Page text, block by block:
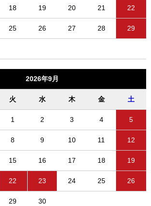
18 19 20 21 22
25 26 27 28 29
2026年9月
火 水 木 金 土
1 2 3 4 5
8 9 10 11 12
15 16 17 18 19
22 23 24 25 26
29 30